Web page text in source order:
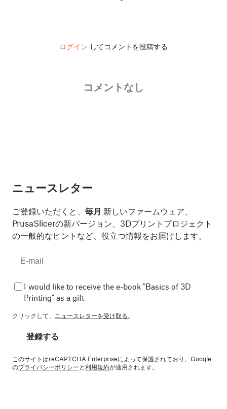
ログイン してコメントを投稿する
コメントなし
ニュースレター
ご登録いただくと、 毎月 新しいファームウェア、
PrusaSlicerの新バージョン、3Dプリントプロジェクト
の一般的なヒントなど、役立つ情報をお届けします。
I would like to receive the e-book "Basics of 3D
Printing" as a gift
クリックして、 ニュースレターを受け取る。
登録する
このサイトはreCAPTCHA Enterpriseによって保護されており、Google
のプライバシーポリシーと利用規約が適用されます。